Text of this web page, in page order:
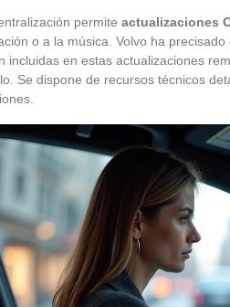
permite actualizaciones
o a la música. Volvo ha
incluidas en estas actualizaciones
Se dispone de recursos técnicos